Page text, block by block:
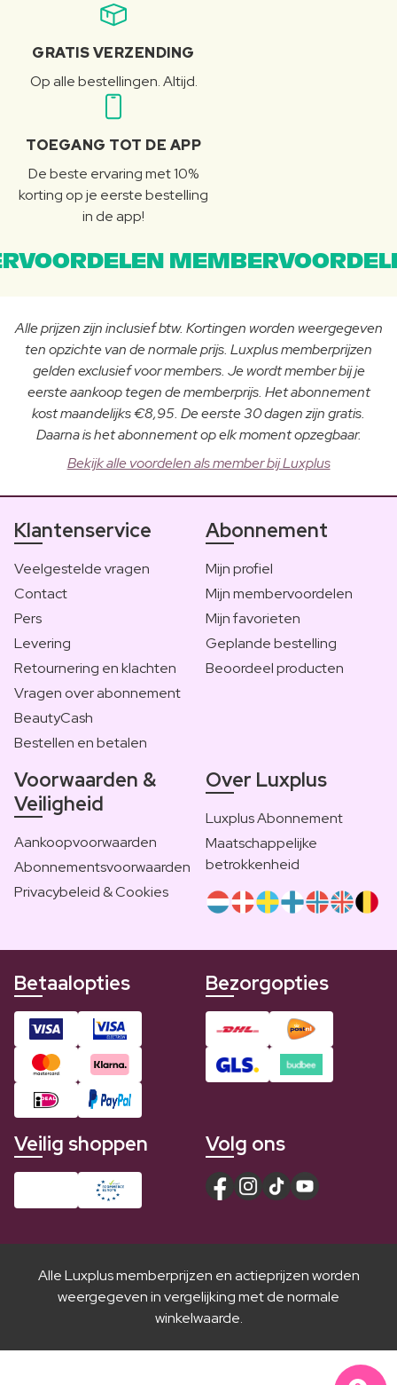
GRATIS VERZENDING
Op alle bestellingen. Altijd.
TOEGANG TOT DE APP
De beste ervaring met 10%
korting op je eerste bestelling
in de app!
Alle prijzen zijn inclusief btw. Kortingen worden weergegeven
ten opzichte van de normale prijs. Luxplus memberprijzen
gelden exclusief voor members. Je wordt member bij je
eerste aankoop tegen de memberprijs. Het abonnement
kost maandelijks €8,95. De eerste 30 dagen zijn gratis.
Daarna is het abonnement op elk moment opzegbaar.
Bekijk alle voordelen als member bij Luxplus
Klantenservice
Veelgestelde vragen
Contact
Pers
Levering
Retournering en klachten
Vragen over abonnement
BeautyCash
Bestellen en betalen
Abonnement
Mijn profiel
Mijn membervoordelen
Mijn favorieten
Geplande bestelling
Beoordeel producten
Voorwaarden &
Veiligheid
Aankoopvoorwaarden
Abonnementsvoorwaarden
Privacybeleid & Cookies
Over Luxplus
Luxplus Abonnement
Maatschappelijke
betrokkenheid
Betaalopties Bezorgopties
Veilig shoppen Volg ons
Alle Luxplus memberprijzen en actieprijzen worden
weergegeven in vergelijking met de normale
winkelwaarde.